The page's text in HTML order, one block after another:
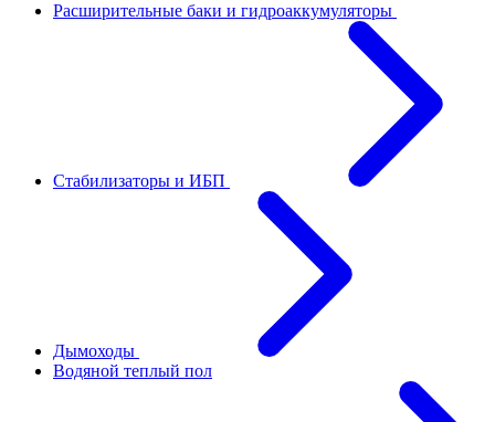
Расширительные баки и гидроаккумуляторы
Стабилизаторы и ИБП
Дымоходы
Водяной теплый пол